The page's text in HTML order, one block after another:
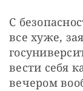
С
все хуже,
вести себя
вечером